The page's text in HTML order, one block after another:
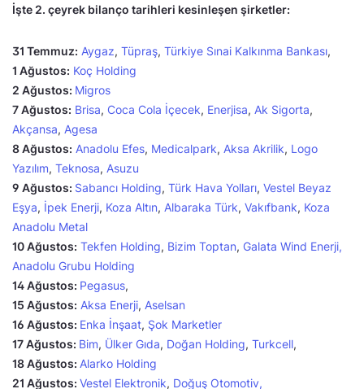
İşte 2. çeyrek bilanço tarihleri kesinleşen şirketler:
31 Temmuz: Aygaz, Tüpraş, Türkiye Sınai Kalkınma Bankası,
1 Ağustos: Koç Holding
2 Ağustos: Migros
7 Ağustos: Brisa, Coca Cola İçecek, Enerjisa, Ak Sigorta,
Akçansa, Agesa
8 Ağustos: Anadolu Efes, Medicalpark, Aksa Akrilik, Logo
Yazılım, Teknosa, Asuzu
9 Ağustos: Sabancı Holding, Türk Hava Yolları, Vestel Beyaz
Eşya, İpek Enerji, Koza Altın, Albaraka Türk, Vakıfbank, Koza
Anadolu Metal
10 Ağustos: Tekfen Holding, Bizim Toptan, Galata Wind Enerji,
Anadolu Grubu Holding
14 Ağustos: Pegasus,
15 Ağustos: Aksa Enerji, Aselsan
16 Ağustos: Enka İnşaat, Şok Marketler
17 Ağustos: Bim, Ülker Gıda, Doğan Holding, Turkcell,
18 Ağustos: Alarko Holding
21 Ağustos: Vestel Elektronik, Doğuş Otomotiv,